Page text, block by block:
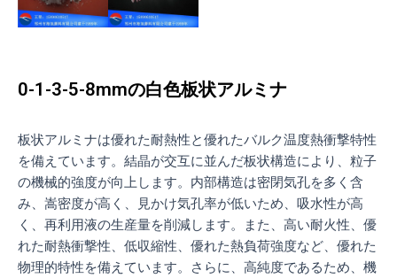
0-1-3-5-8mmの白色板状アルミナ
板状アルミナは優れた耐熱性と優れたバルク温度熱衝撃特性
を備えています。結晶が交互に並んだ板状構造により、粒子
の機械的強度が向上します。内部構造は密閉気孔を多く含
み、嵩密度が高く、見かけ気孔率が低いため、吸水性が高
く、再利用液の生産量を削減します。また、高い耐火性、優
れた耐熱衝撃性、低収縮性、優れた熱負荷強度など、優れた
物理的特性を備えています。さらに、高純度であるため、機